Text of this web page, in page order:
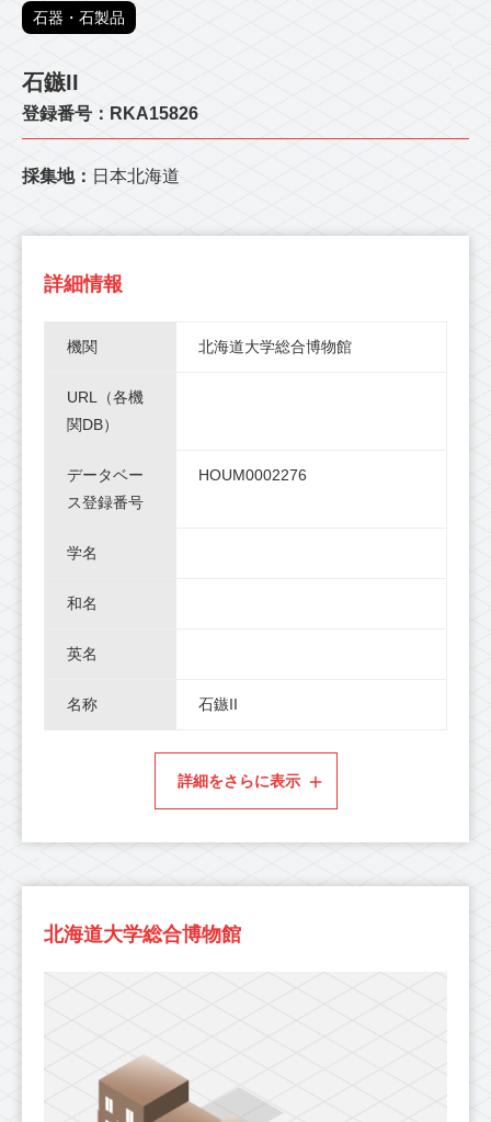
石器・石製品
石鏃II
登録番号：RKA15826
採集地： 日本北海道
詳細情報
機関 北海道大学総合博物館
URL（各機
関DB）
データベー
ス登録番号
HOUM0002276
学名
和名
英名
名称 石鏃II
詳細をさらに表示
北海道大学総合博物館